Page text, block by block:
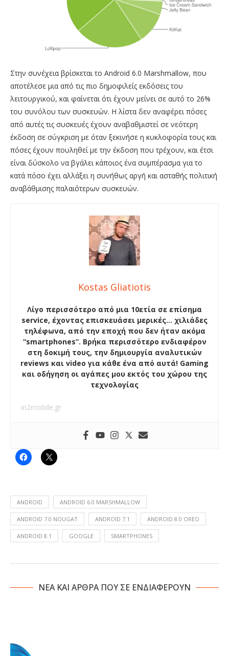
Στην συνέχεια βρίσκεται το Android 6.0 Marshmallow, που
αποτέλεσε μια από τις πιο δημοφιλείς εκδόσεις του
λειτουργικού, και φαίνεται ότι έχουν μείνει σε αυτό το 26%
του συνόλου των συσκευών. Η λίστα δεν αναφέρει πόσες
από αυτές τις συσκευές έχουν αναβαθμιστεί σε νεότερη
έκδοση σε σύγκριση με όταν ξεκινήσε η κυκλοφορία τους και
πόσες έχουν πουληθεί με την έκδοση που τρέχουν, και έτσι
είναι δύσκολο να βγάλει κάποιος ένα συμπέρασμα για το
κατά πόσο έχει αλλάξει η συνήθως αργή και ασταθής πολιτική
αναβάθμισης παλαιότερων συσκευών.
Kostas Gliatiotis
Λίγο περισσότερο από μια 10ετία σε επίσημα
service, έχοντας επισκευάσει μερικές… χιλιάδες
τηλέφωνα, από την εποχή που δεν ήταν ακόμα
“smartphones”. Βρήκα περισσότερο ενδιαφέρον
στη δοκιμή τους, την δημιουργία αναλυτικών
reviews και video για κάθε ένα από αυτά! Gaming
και οδήγηση οι αγάπες μου εκτός του χώρου της
τεχνολογίας
in2mobile.gr
ANDROID ANDROID 6.0 MARSHMALLOW
ANDROID 7.0 NOUGAT ANDROID 7.1 ANDROID 8.0 OREO
ANDROID 8.1 GOOGLE SMARTPHONES
NΕΑ ΚΑΙ ΑΡΘΡΑ ΠΟΥ ΣΕ ΕΝΔΙΑΦΕΡΟΥΝ